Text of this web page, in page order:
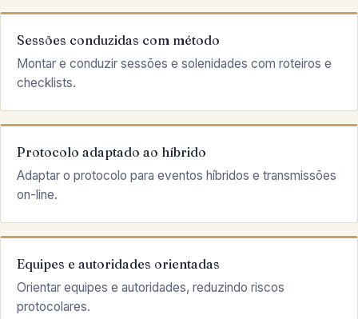
Sessões conduzidas com método
Montar e conduzir sessões e solenidades com roteiros e
checklists.
Protocolo adaptado ao híbrido
Adaptar o protocolo para eventos híbridos e transmissões
on-line.
Equipes e autoridades orientadas
Orientar equipes e autoridades, reduzindo riscos
protocolares.